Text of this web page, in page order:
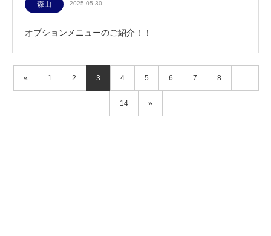
森山 2025.05.30
オプションメニューのご紹介！！
« 1 2 3 4 5 6 7 8 …
14 »